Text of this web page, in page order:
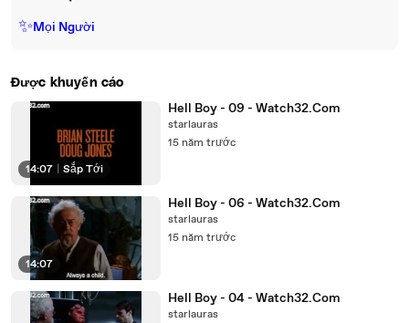
✨Mọi Người
Được khuyến cáo
14:07 Sắp Tới
Hell Boy - 09 - Watch32.Com
starlauras
15 năm trước
14:07
Hell Boy - 06 - Watch32.Com
starlauras
15 năm trước
Hell Boy - 04 - Watch32.Com
starlauras